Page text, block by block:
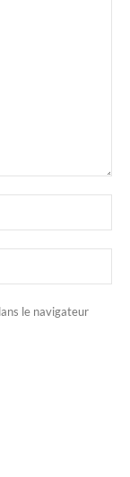
le navigateur